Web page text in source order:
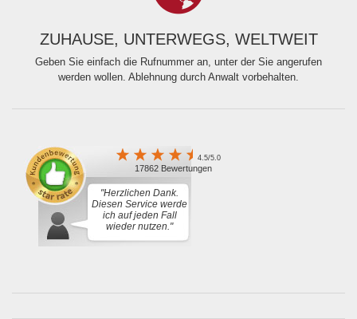
ZUHAUSE, UNTERWEGS, WELTWEIT
Geben Sie einfach die Rufnummer an, unter der Sie angerufen
werden wollen. Ablehnung durch Anwalt vorbehalten.
4.5/5.0
17862 Bewertungen
"Herzlichen Dank.
Diesen Service werde
ich auf jeden Fall
wieder nutzen."